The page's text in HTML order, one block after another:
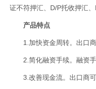
证不符押汇、D/P托收押汇、
产品特点
1.加快资金周转。出口
2.简化融资手续。融资
3.改善现金流。出口商